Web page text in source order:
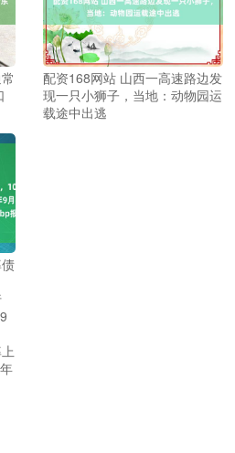
配资168网站 山西一高速路边发
现一只小狮子，当地：动物园运
载途中出逃